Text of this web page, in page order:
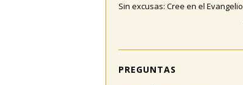
Sin excusas: Cree en el Evangelio
PREGUNTAS